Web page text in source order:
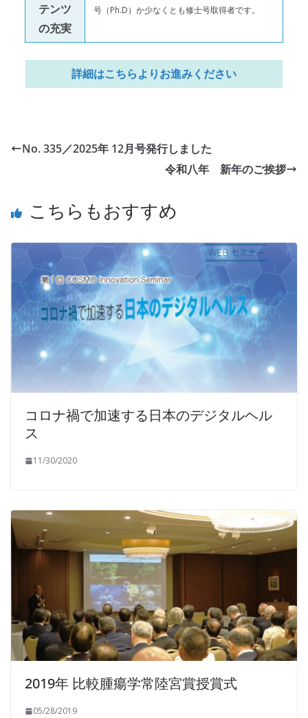
テンツ
の充実
号（Ph.D）か少なくとも修士号取得者です。
詳細はこちらよりお進みください
No. 335／2025年 12月号発行しました
令和八年 新年のご挨拶
こちらもおすすめ
コロナ禍で加速する日本のデジタルヘル
ス
11/30/2020
2019年 比較腫瘍学常陸宮賞授賞式
05/28/2019